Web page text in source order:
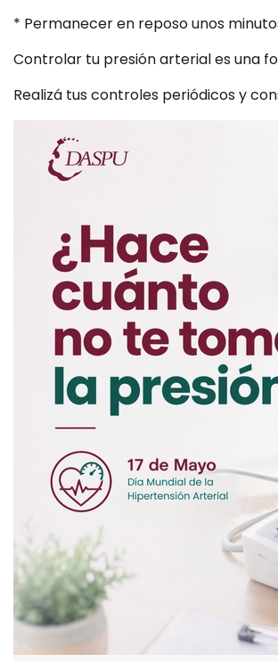
* Permanecer en reposo unos
Controlar tu presión arterial es una
Realizá tus controles periódicos y